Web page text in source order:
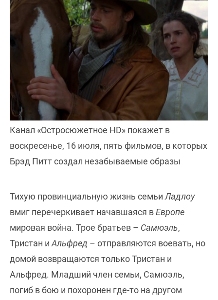
Канал «Остросюжетное HD» покажет в
воскресенье, 16 июля, пять фильмов, в которых
Брэд Питт создал незабываемые образы
Тихую провинциальную жизнь семьиЛадлоу
вмиг перечеркивает начавшаяся вЕвропе
мировая война. Трое братьев – Самюэль,
Тристан иАльфред – отправляются воевать, но
домой возвращаются только Тристан и
Альфред. Младший член семьи, Самюэль,
погиб в бою и похоронен где-то на другом